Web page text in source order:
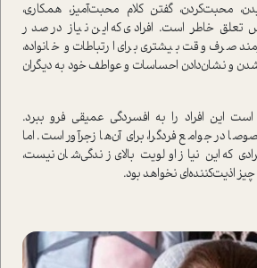
محبت‌کردن، گفتن کلام محبت‌آمیز، همکاری،
خاطر ا‌ست. افرادی که این نیاز در صدر
صرف وقت بیشتری برای ارتباطات و خانواده،
و نشان‌دادن احساسات و عواطف خود به دیگران
این افراد را به افسردگی عمیقی فرو ببرد.
در جوامع فردگرا، برای آن‌ها زجرآور ا‌ست. اما
که این نیاز اولویت بالای زندگی‌شان نیست،
اذیت‌کننده‌ای نخواهد بود.